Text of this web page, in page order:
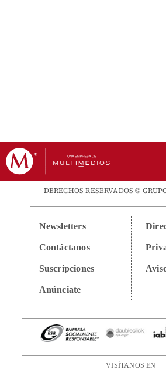
DERECHOS RESERVADOS ©
Newsletters
Contáctanos
Suscripciones
Anúnciate
VISÍTANOS EN